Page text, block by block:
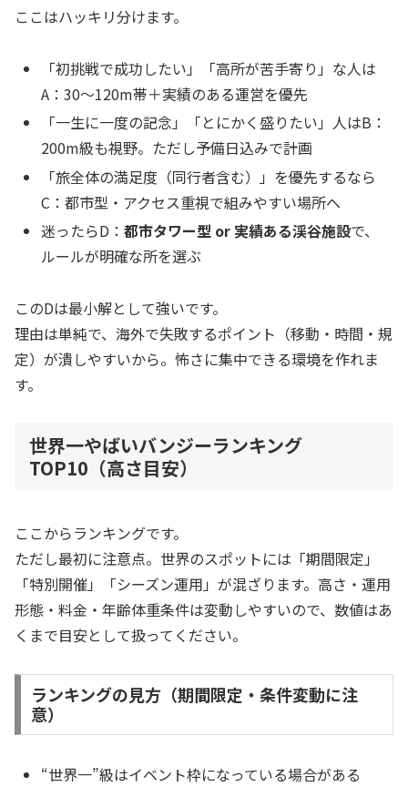
ここはハッキリ分けます。
「初挑戦で成功したい」「高所が苦手寄り」な人は
A：30〜120m帯＋実績のある運営を優先
「一生に一度の記念」「とにかく盛りたい」人はB：
200m級も視野。ただし予備日込みで計画
「旅全体の満足度（同行者含む）」を優先するなら
C：都市型・アクセス重視で組みやすい場所へ
迷ったらD：都市タワー型 or 実績ある渓谷施設で、
ルールが明確な所を選ぶ
このDは最小解として強いです。
理由は単純で、海外で失敗するポイント（移動・時間・規
定）が潰しやすいから。怖さに集中できる環境を作れま
す。
世界一やばいバンジーランキング
TOP10（高さ目安）
ここからランキングです。
ただし最初に注意点。世界のスポットには「期間限定」
「特別開催」「シーズン運用」が混ざります。高さ・運用
形態・料金・年齢体重条件は変動しやすいので、数値はあ
くまで目安として扱ってください。
ランキングの見方（期間限定・条件変動に注
意）
“世界一”級はイベント枠になっている場合がある